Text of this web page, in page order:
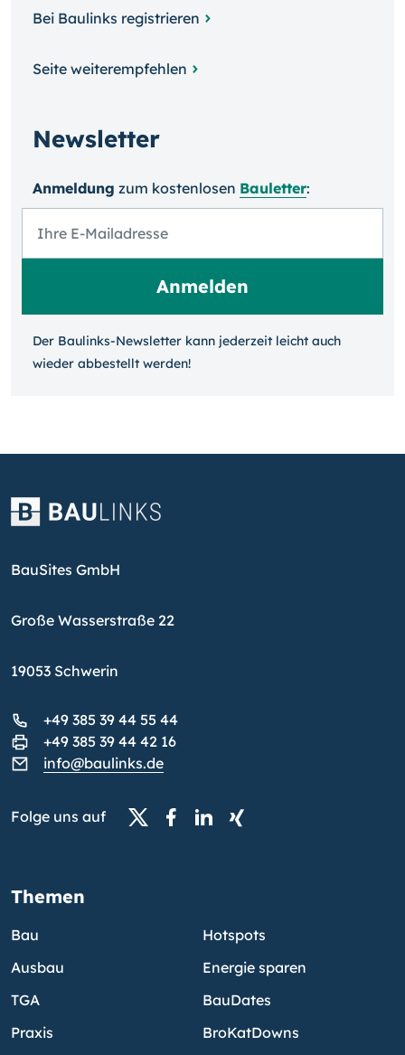
Bei Baulinks registrieren
Seite weiterempfehlen
Newsletter
Anmeldung zum kosten­losen Bauletter:
Der Baulinks-Newsletter kann jeder­zeit leicht auch
wieder ab­bestellt werden!
BauSites GmbH
Große Wasserstraße 22
19053 Schwerin
+49 385 39 44 55 44
+49 385 39 44 42 16
info@baulinks.de
Folge uns auf
Themen
Bau
Ausbau
TGA
Praxis
Hotspots
Energie sparen
BauDates
BroKatDowns